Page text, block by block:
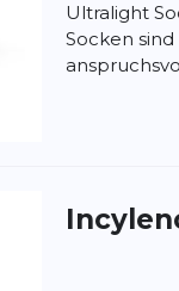
Ultralight
Socken